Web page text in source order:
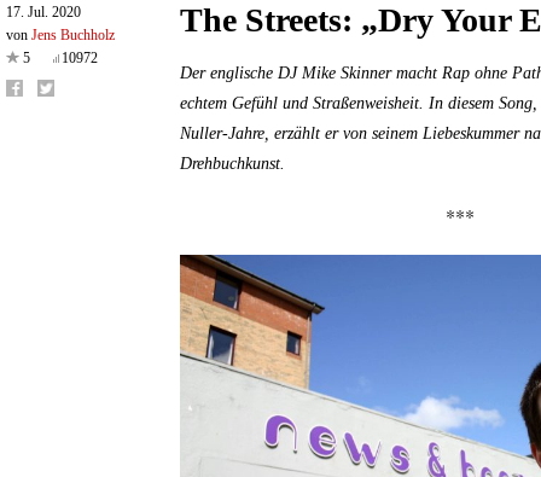
17. Jul. 2020
von Jens Buchholz
5
10972
The Streets: „Dry Your
Der englische DJ Mike Skinner macht Rap ohne
echtem Gefühl und Straßenweisheit. In diesem
Nuller-Jahre, erzählt er von seinem Liebeskummer
Drehbuchkunst.
***